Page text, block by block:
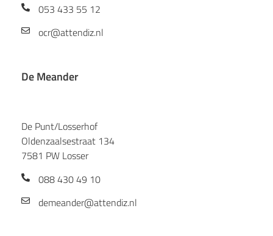
053 433 55 12
ocr@attendiz.nl
De Meander
De Punt/Losserhof
Oldenzaalsestraat 134
7581 PW Losser
088 430 49 10
demeander@attendiz.nl